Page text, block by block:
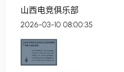
山西电竞俱乐部
2026-03-10 08:00:35